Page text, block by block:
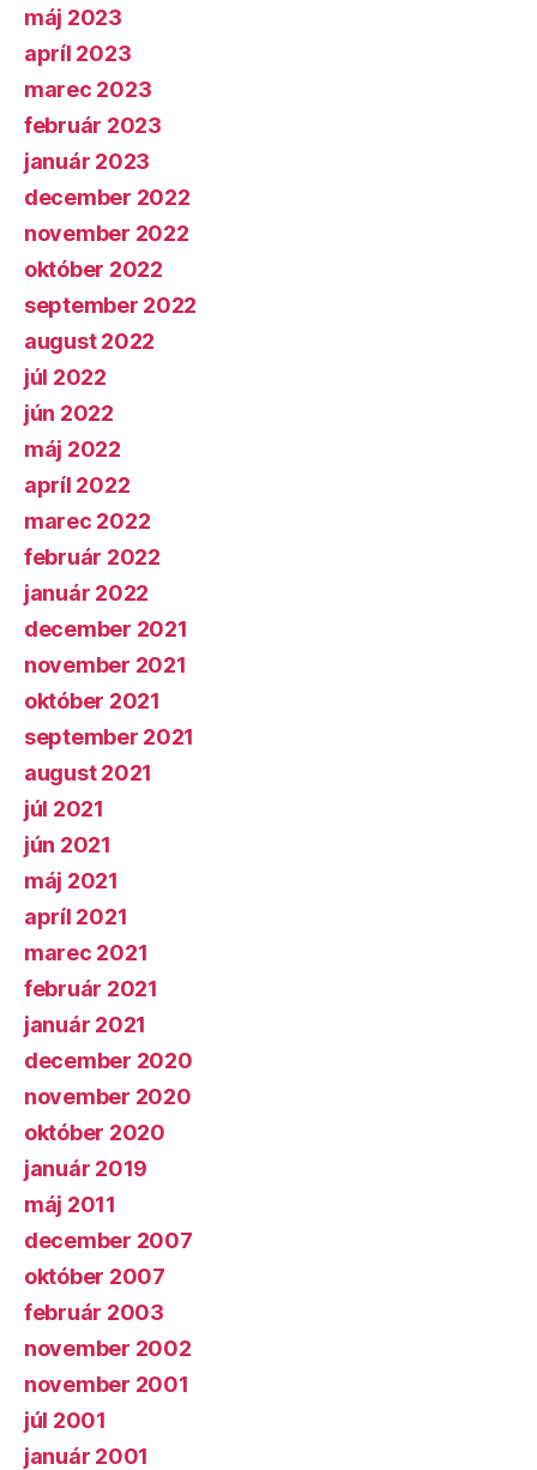
máj 2023
apríl 2023
marec 2023
február 2023
január 2023
december 2022
november 2022
október 2022
september 2022
august 2022
júl 2022
jún 2022
máj 2022
apríl 2022
marec 2022
február 2022
január 2022
december 2021
november 2021
október 2021
september 2021
august 2021
júl 2021
jún 2021
máj 2021
apríl 2021
marec 2021
február 2021
január 2021
december 2020
november 2020
október 2020
január 2019
máj 2011
december 2007
október 2007
február 2003
november 2002
november 2001
júl 2001
január 2001